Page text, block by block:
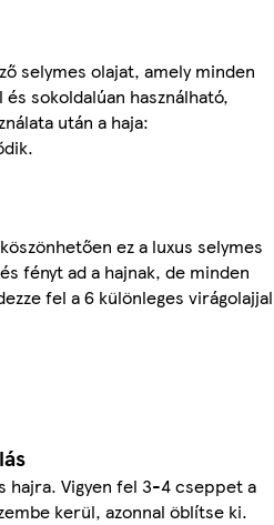
selymes olajat, amely minden
sokoldalúan használható,
után a haja:
ez a luxus selymes
fényt ad a hajnak, de minden
fel a 6 különleges virágolajjal
hajra. Vigyen fel 3-4 cseppet a
kerül, azonnal öblítse ki.